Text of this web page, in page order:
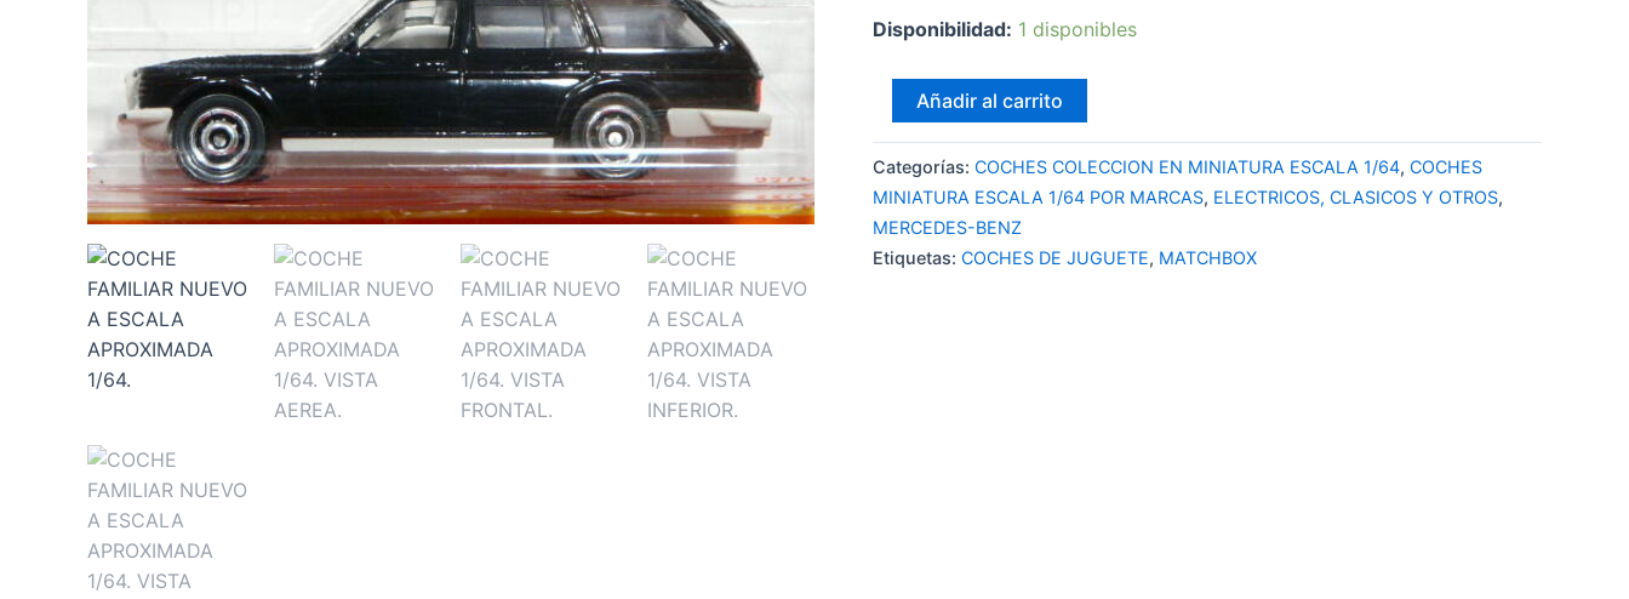
Disponibilidad: 1 disponibles
MATCHBOX
MERCEDES-
W123
Añadir al carrito
Categorías: COCHES COLECCION EN MINIATURA ESCALA 1/64, COCHES
MINIATURA ESCALA 1/64 POR MARCAS, ELECTRICOS, CLASICOS Y OTROS,
MERCEDES-BENZ
Etiquetas: COCHES DE JUGUETE, MATCHBOX